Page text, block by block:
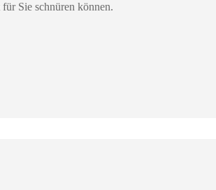
Sie schnüren können.